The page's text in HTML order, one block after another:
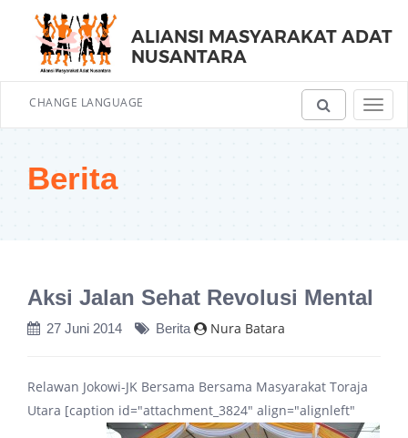
ALIANSI MASYARAKAT ADAT
NUSANTARA
CHANGE LANGUAGE
Berita
Aksi Jalan Sehat Revolusi Mental
27 Juni 2014 Berita Nura Batara
Relawan Jokowi-JK Bersama Bersama Masyarakat Toraja
Utara [caption id="attachment_3824" align="alignleft"